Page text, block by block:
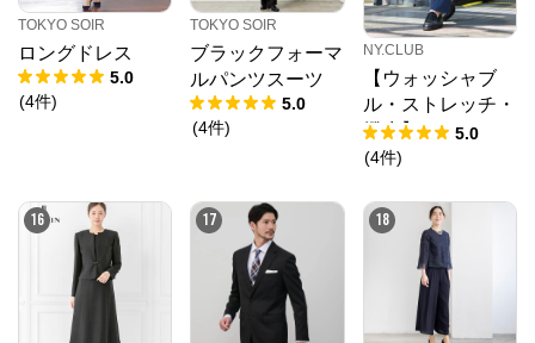
TOKYO SOIR
ロングドレス
5.0
(4件)
TOKYO SOIR
ブラックフォーマ
ルパンツスーツ
5.0
(4件)
NY.CLUB
【ウォッシャブ
ル・ストレッチ・
撥水】MOVING C
OMFORT エスパ
ー ウエストアジ
ャスト パンツ(セ
ットアップ対応)
5.0
(4件)
16 17 18